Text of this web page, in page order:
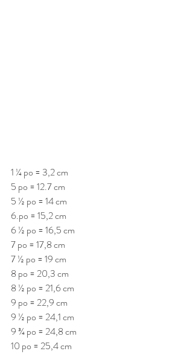
1 ¼ po = 3,2 cm
5 po = 12.7 cm
5 ½ po = 14 cm
6.po = 15,2 cm
6 ½ po = 16,5 cm
7 po = 17,8 cm
7 ½ po = 19 cm
8 po = 20,3 cm
8 ½ po = 21,6 cm
9 po = 22,9 cm
9 ½ po = 24,1 cm
9 ¾ po = 24,8 cm
10 po = 25,4 cm